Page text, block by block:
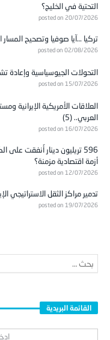
التحتية في الخليج؟
posted on 20/07/2026
تركيا …آيا صوفيا وتصحيح المسار
posted on 02/08/2026
التحولات الجيوسياسية وإعادة
posted on 15/07/2026
العلاقات الأمريكية الإيرانية
العربي.. (5)
posted on 16/07/2026
596 تريليون دينار أُنفقت
أزمة اقتصادية مزمنة؟
posted on 12/07/2026
تدمير مراكز الثقل الاستراتيجي
posted on 19/07/2026
القائمة البريدية